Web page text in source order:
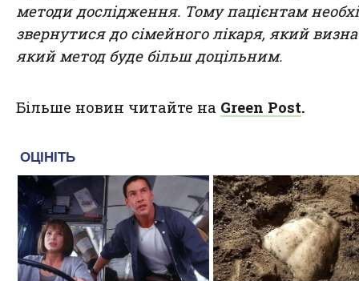
методи дослідження. Тому пацієнтам
звернутися до сімейного лікаря, який
який метод буде більш доцільним.
Більше новин читайте на Green Post.